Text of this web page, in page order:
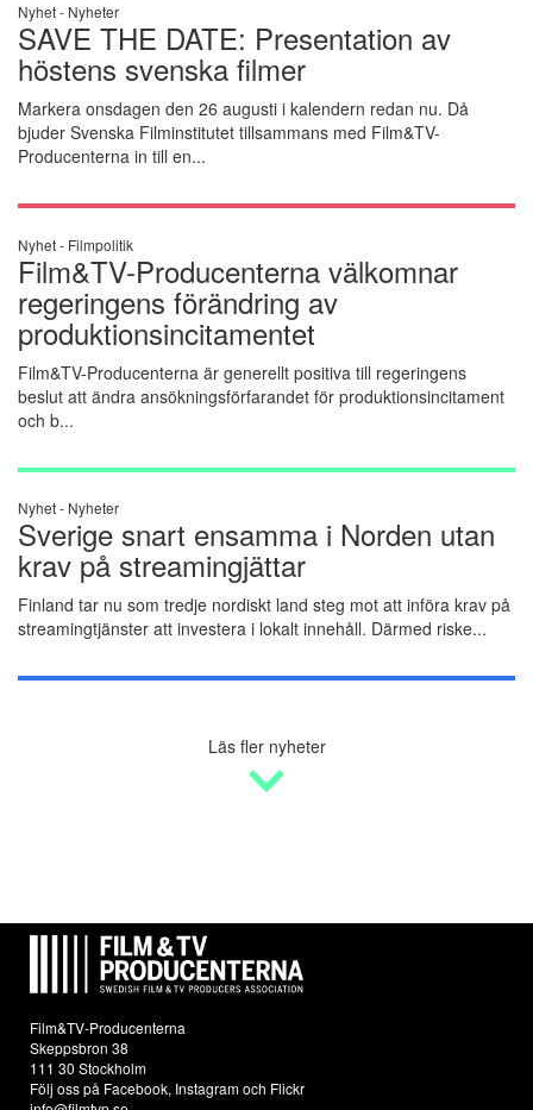
Nyhet - Nyheter
SAVE THE DATE: Presentation av
höstens svenska filmer
Markera onsdagen den 26 augusti i kalendern redan nu. Då
bjuder Svenska Filminstitutet tillsammans med Film&TV-
Producenterna in till en...
Nyhet - Filmpolitik
Film&TV-Producenterna välkomnar
regeringens förändring av
produktionsincitamentet
Film&TV-Producenterna är generellt positiva till regeringens
beslut att ändra ansökningsförfarandet för produktionsincitament
och b...
Nyhet - Nyheter
Sverige snart ensamma i Norden utan
krav på streamingjättar
Finland tar nu som tredje nordiskt land steg mot att införa krav på
streamingtjänster att investera i lokalt innehåll. Därmed riske...
Läs fler nyheter
Film&TV-Producenterna
Skeppsbron 38
111 30 Stockholm
Följ oss på Facebook, Instagramoch Flickr